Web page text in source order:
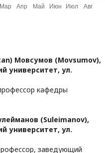
Мовсумов (Movsumov),
университет, ул.
кафедры
(Suleimanov),
университет, ул.
заведующий